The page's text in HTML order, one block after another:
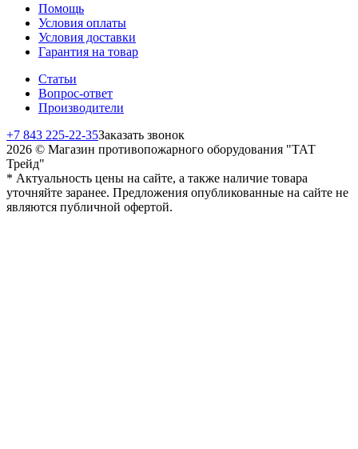
Помощь
Условия оплаты
Условия доставки
Гарантия на товар
Статьи
Вопрос-ответ
Производители
+7 843 225-22-35Заказать звонок
2026 © Магазин противопожарного оборудования "ТАТ
Трейд"
* Актуальность цены на сайте, а также наличие товара
уточняйте заранее. Предложения опубликованные на сайте не
являются публичной офертой.